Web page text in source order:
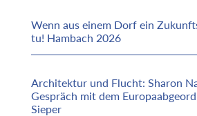
Wenn aus einem Dorf ein
tu! Hambach 2026
Architektur und Flucht: Sharon
Gespräch mit dem
Sieper